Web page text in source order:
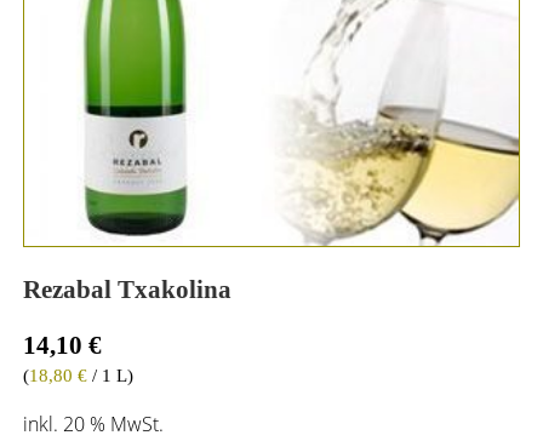
Rezabal Txakolina
14,10 €
(18,80 €/ 1 L)
inkl. 20 % MwSt.